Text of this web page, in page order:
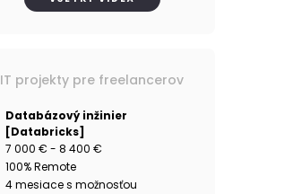
IT projekty pre freelancerov
Databázový inžinier
[Databricks]
7 000 € - 8 400 €
100% Remote
4 mesiace s možnosťou